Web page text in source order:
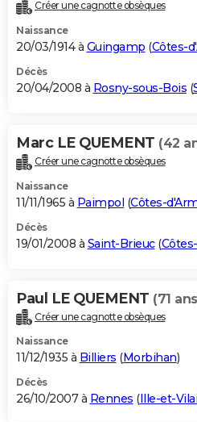
Créer une cagnotte obsèques
Naissance
20/03/1914 à Guingamp (Côtes-
Décès
20/04/2008 à Rosny-sous-Bois (
Marc LE QUEMENT (42
Créer une cagnotte obsèques
Naissance
11/11/1965 à Paimpol (Côtes-
Décès
19/01/2008 à Saint-Brieuc(
Paul LE QUEMENT (71
Créer une cagnotte obsèques
Naissance
11/12/1935 à Billiers (Morbihan)
Décès
26/10/2007 à Rennes (Ille-et-